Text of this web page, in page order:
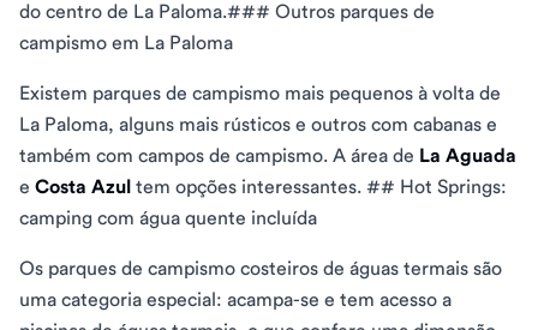
do centro de La Paloma.### Outros parques de
campismo em La Paloma
Existem parques de campismo mais pequenos à volta de
La Paloma, alguns mais rústicos e outros com cabanas e
também com campos de campismo. A área de La Aguada
e Costa Azul tem opções interessantes. ## Hot Springs:
camping com água quente incluída
Os parques de campismo costeiros de águas termais são
uma categoria especial: acampa-se e tem acesso a